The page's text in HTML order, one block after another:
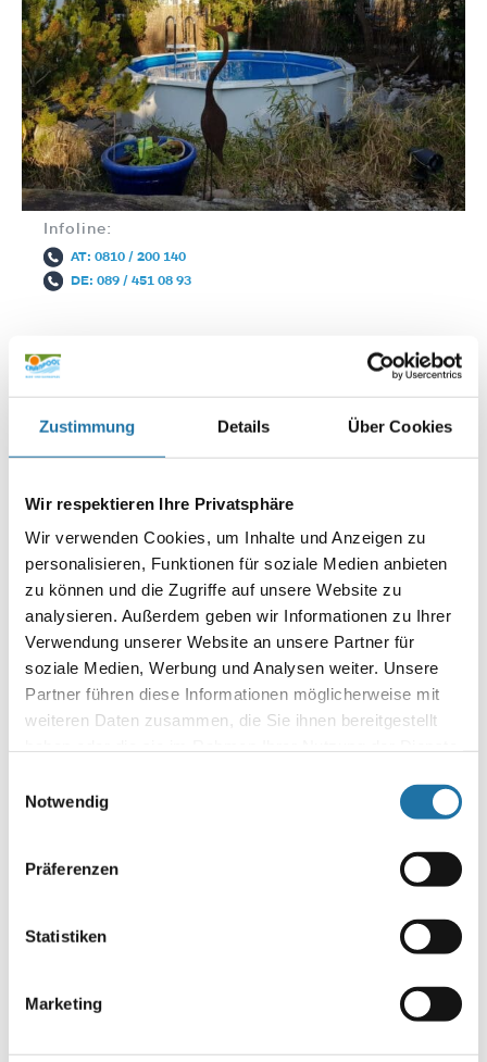
Zustimmung Details Über Cookies
Wir respektieren Ihre Privatsphäre
Wir verwenden Cookies, um Inhalte und Anzeigen zu
personalisieren, Funktionen für soziale Medien anbieten
zu können und die Zugriffe auf unsere Website zu
analysieren. Außerdem geben wir Informationen zu Ihrer
Verwendung unserer Website an unsere Partner für
soziale Medien, Werbung und Analysen weiter. Unsere
Partner führen diese Informationen möglicherweise mit
weiteren Daten zusammen, die Sie ihnen bereitgestellt
unsererDatenschutzerklärung
Notwendig
Präferenzen
Statistiken
Marketing
Infoline:
AT: 0810 / 200 140
DE: 089 / 451 08 93
Autor:
Peter Grabner
SCHREIBE EINEN KOMMENTAR
Deine E-Mail-Adresse wird nicht veröffentlicht. Erforderliche
Felder sind mit* markiert
Website